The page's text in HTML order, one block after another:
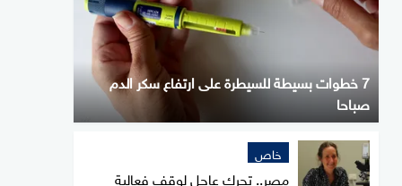
7 خطوات بسيطة للسيطرة على ارتفاع سكر الدم
صباحا
خاص
مصر.. تحرك عاجل لوقف فعالية